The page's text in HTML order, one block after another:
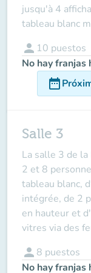
jusqu'à 4
tableau blanc
person 10 puestos
No hay franjas
date_range
Salle 3
La salle 3 de
2 et 8
tableau blanc,
intégrée, de 2
en hauteur et
vitres via des
person 8 puestos
No hay franjas